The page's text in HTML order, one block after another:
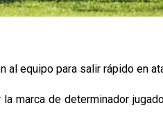
al equipo para salir rápido en
marca de determinador